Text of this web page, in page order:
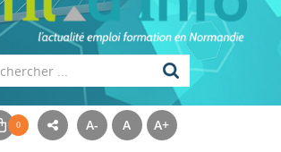
A- A A+